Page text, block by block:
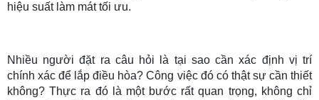
hiệu suất làm mát tối ưu.
Nhiều người đặt ra câu hỏi là tại sao cần xác định vị trí
chính xác để lắp điều hòa? Công việc đó có thật sự cần thiết
không? Thực ra đó là một bước rất quan trọng, không chỉ